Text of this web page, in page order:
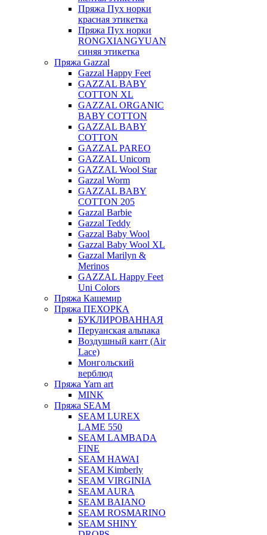
Пряжа Пух норки
красная этикетка
Пряжа Пух норки
RONGXIANGYUAN
синяя этикетка
Пряжа Gazzal
Gazzal Happy Feet
GAZZAL BABY
COTTON XL
GAZZAL ORGANIC
BABY COTTON
GAZZAL BABY
COTTON
GAZZAL PAREO
GAZZAL Unicorn
GAZZAL Wool Star
Gazzal Worm
GAZZAL BABY
COTTON 205
Gazzal Barbie
Gazzal Teddy
Gazzal Baby Wool
Gazzal Baby Wool XL
Gazzal Marilyn &
Merinos
GAZZAL Happy Feet
Uni Colors
Пряжа Кашемир
Пряжа ПЕХОРКА
БУКЛИРОВАННАЯ
Перуанская альпака
Воздушный кант (Air
Lace)
Монгольский
верблюд
Пряжа Yarn art
MINK
Пряжа SEAM
SEAM LUREX
LAME 550
SEAM LAMBADA
FINE
SEAM HAWAI
SEAM Kimberly
SEAM VIRGINIA
SEAM AURA
SEAM BAIANO
SEAM ROSMARINO
SEAM SHINY